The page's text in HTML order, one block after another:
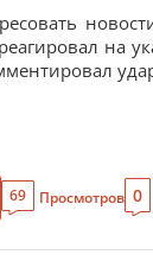
на
69 Просмотров 0